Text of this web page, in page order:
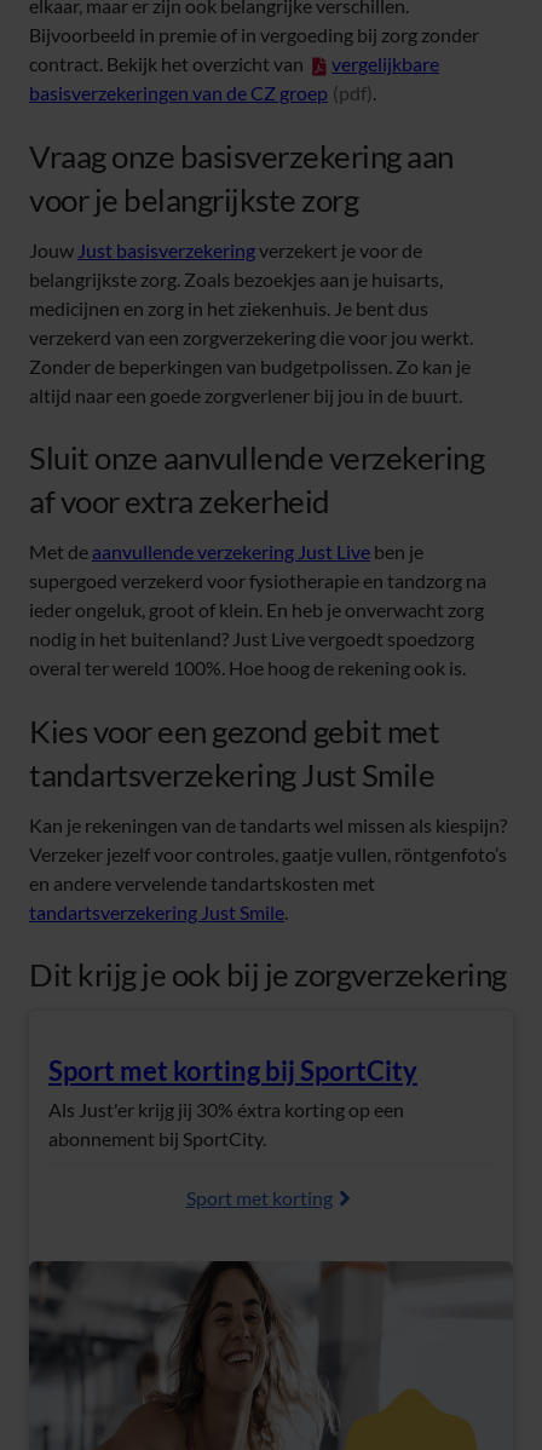
elkaar, maar er zijn ook belangrijke verschillen.
Bijvoorbeeld in premie of in vergoeding bij zorg zonder
contract. Bekijk het overzicht van (opent in nieuw tabblad)
vergelijkbare
basisverzekeringen van de CZ groep (pdf).
Vraag onze basisverzekering aan
voor je belangrijkste zorg
Jouw Just basisverzekeringverzekert je voor de
belangrijkste zorg. Zoals bezoekjes aan je huisarts,
medicijnen en zorg in het ziekenhuis. Je bent dus
verzekerd van een zorgverzekering die voor jou werkt.
Zonder de beperkingen van budgetpolissen. Zo kan je
altijd naar een goede zorgverlener bij jou in de buurt.
Sluit onze aanvullende verzekering
af voor extra zekerheid
Met de aanvullende verzekering Just Live ben je
supergoed verzekerd voor fysiotherapie en tandzorg na
ieder ongeluk, groot of klein. En heb je onverwacht zorg
nodig in het buitenland? Just Live vergoedt spoedzorg
overal ter wereld 100%. Hoe hoog de rekening ook is.
Kies voor een gezond gebit met
tandartsverzekering Just Smile
Kan je rekeningen van de tandarts wel missen als kiespijn?
Verzeker jezelf voor controles, gaatje vullen, röntgenfoto’s
en andere vervelende tandartskosten met
tandartsverzekering Just Smile.
Dit krijg je ook bij je zorgverzekering
Sport met korting bij SportCity
(Opent in nieuw tabblad)
Als Just'er krijg jij 30% éxtra korting op een
abonnement bij SportCity.
Sport met korting